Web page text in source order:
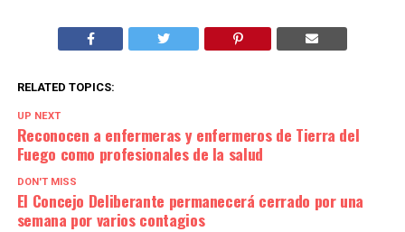
RELATED TOPICS:
UP NEXT
Reconocen a enfermeras y enfermeros de Tierra del
Fuego como profesionales de la salud
DON'T MISS
El Concejo Deliberante permanecerá cerrado por una
semana por varios contagios